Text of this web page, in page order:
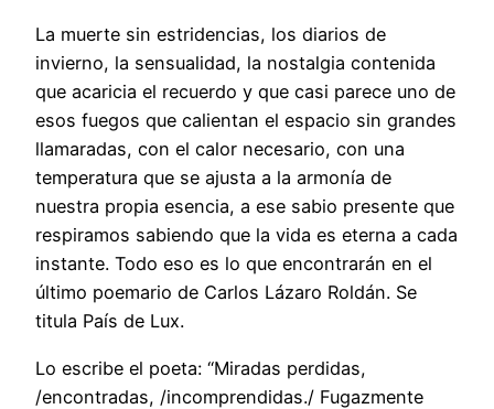
La muerte sin estridencias, los diarios de
invierno, la sensualidad, la nostalgia contenida
que acaricia el recuerdo y que casi parece uno de
esos fuegos que calientan el espacio sin grandes
llamaradas, con el calor necesario, con una
temperatura que se ajusta a la armonía de
nuestra propia esencia, a ese sabio presente que
respiramos sabiendo que la vida es eterna a cada
instante. Todo eso es lo que encontrarán en el
último poemario de Carlos Lázaro Roldán. Se
titula País de Lux.
Lo escribe el poeta: “Miradas perdidas,
/encontradas, /incomprendidas./ Fugazmente